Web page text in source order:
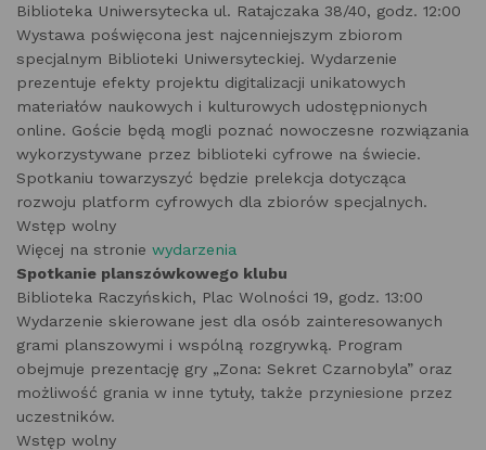
Biblioteka Uniwersytecka ul. Ratajczaka 38/40, godz. 12:00
Wystawa poświęcona jest najcenniejszym zbiorom
specjalnym Biblioteki Uniwersyteckiej. Wydarzenie
prezentuje efekty projektu digitalizacji unikatowych
materiałów naukowych i kulturowych udostępnionych
online. Goście będą mogli poznać nowoczesne rozwiązania
wykorzystywane przez biblioteki cyfrowe na świecie.
Spotkaniu towarzyszyć będzie prelekcja dotycząca
rozwoju platform cyfrowych dla zbiorów specjalnych.
Wstęp wolny
Więcej na stronie wydarzenia
Spotkanie planszówkowego klubu
Biblioteka Raczyńskich, Plac Wolności 19, godz. 13:00
Wydarzenie skierowane jest dla osób zainteresowanych
grami planszowymi i wspólną rozgrywką. Program
obejmuje prezentację gry „Zona: Sekret Czarnobyla” oraz
możliwość grania w inne tytuły, także przyniesione przez
uczestników.
Wstęp wolny